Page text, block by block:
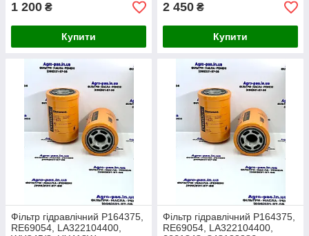
1 200 ₴
Купити
2 450 ₴
Купити
Фільтр гідравлічний P164375,
RE69054, LA322104400,
Фільтр гідравлічний P164375,
RE69054, LA322104400,